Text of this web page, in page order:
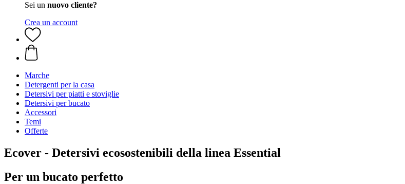
Sei un nuovo cliente?
Crea un account
Marche
Detergenti per la casa
Detersivi per piatti e stoviglie
Detersivi per bucato
Accessori
Temi
Offerte
Ecover - Detersivi ecosostenibili della linea Essential
Per un bucato perfetto